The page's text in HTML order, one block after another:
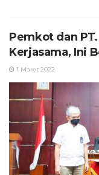
Pemkot dan
Kerjasama, Ini
1 Maret 2022